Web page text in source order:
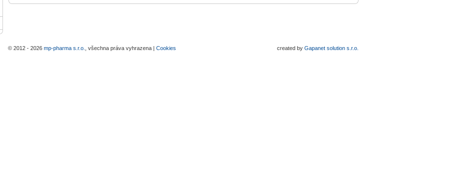
© 2012 - 2026 mp-pharma s.r.o. , všechna práva vyhrazena | Cookies created by Gapanet solution s.r.o.